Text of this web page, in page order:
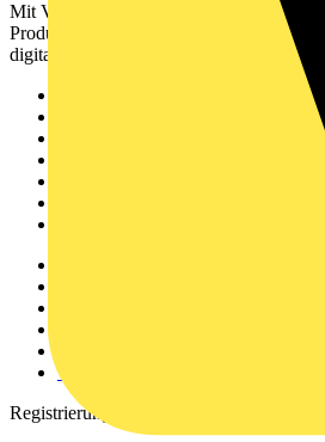
Mit Voltimum erhalten Elektrofachkräfte
Produktinformationen, Schulungen und
digitalen Plattform und Community.
voltimum.com
Registrierung